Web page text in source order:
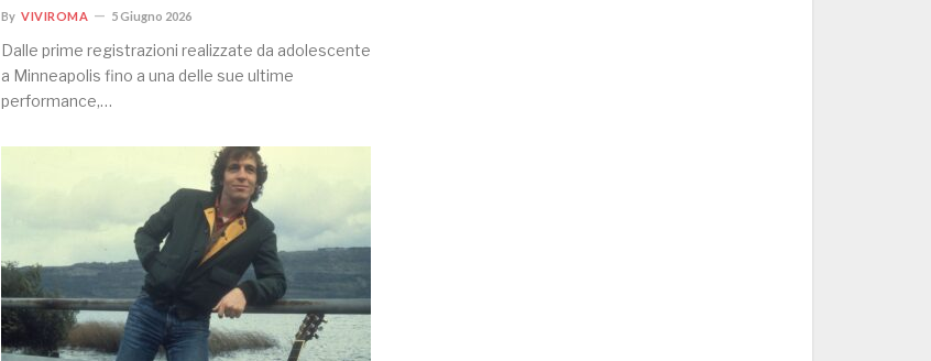
By VIVIROMA 5 Giugno 2026
Dalle prime registrazioni realizzate da adolescente
a Minneapolis fino a una delle sue ultime
performance,…